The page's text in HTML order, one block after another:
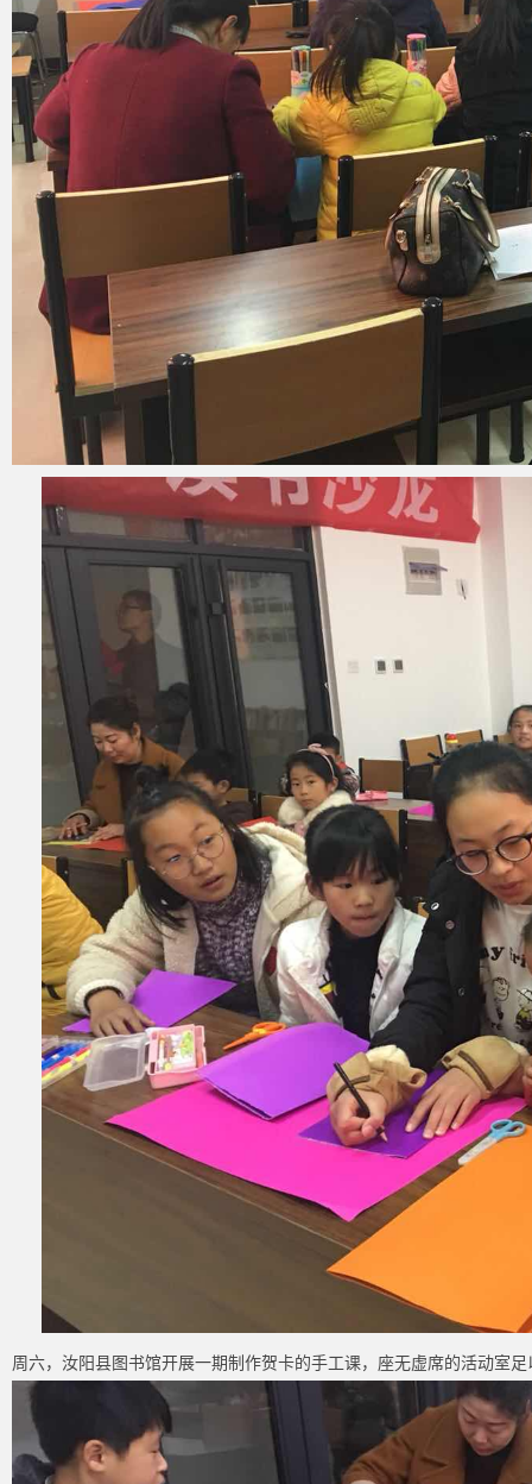
周六，汝阳县图书馆开展一期制作贺卡的手工课，座无虚席的活动室